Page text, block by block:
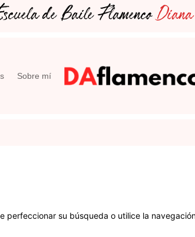
de Baile Flamenco
Sobre mí
perfeccionar su búsqueda o utilice la